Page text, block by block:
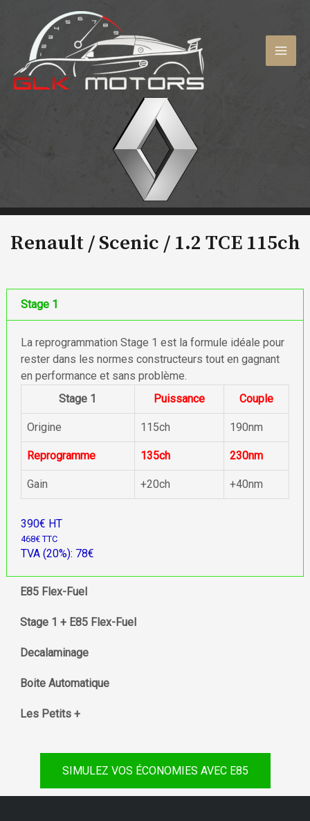
contenu
Renault / Scenic / 1.2 TCE 115ch
Stage 1
La reprogrammation Stage 1 est la formule idéale pour
rester dans les normes constructeurs tout en gagnant
en performance et sans problème.
Stage 1
Puissance Couple
Origine 115ch 190nm
Reprogramme 135ch 230nm
Gain +20ch +40nm
390€ HT
468€ TTC
TVA (20%): 78€
E85 Flex-Fuel
Stage 1 + E85 Flex-Fuel
Decalaminage
Boite Automatique
Les Petits +
SIMULEZ VOS ÉCONOMIES AVEC E85